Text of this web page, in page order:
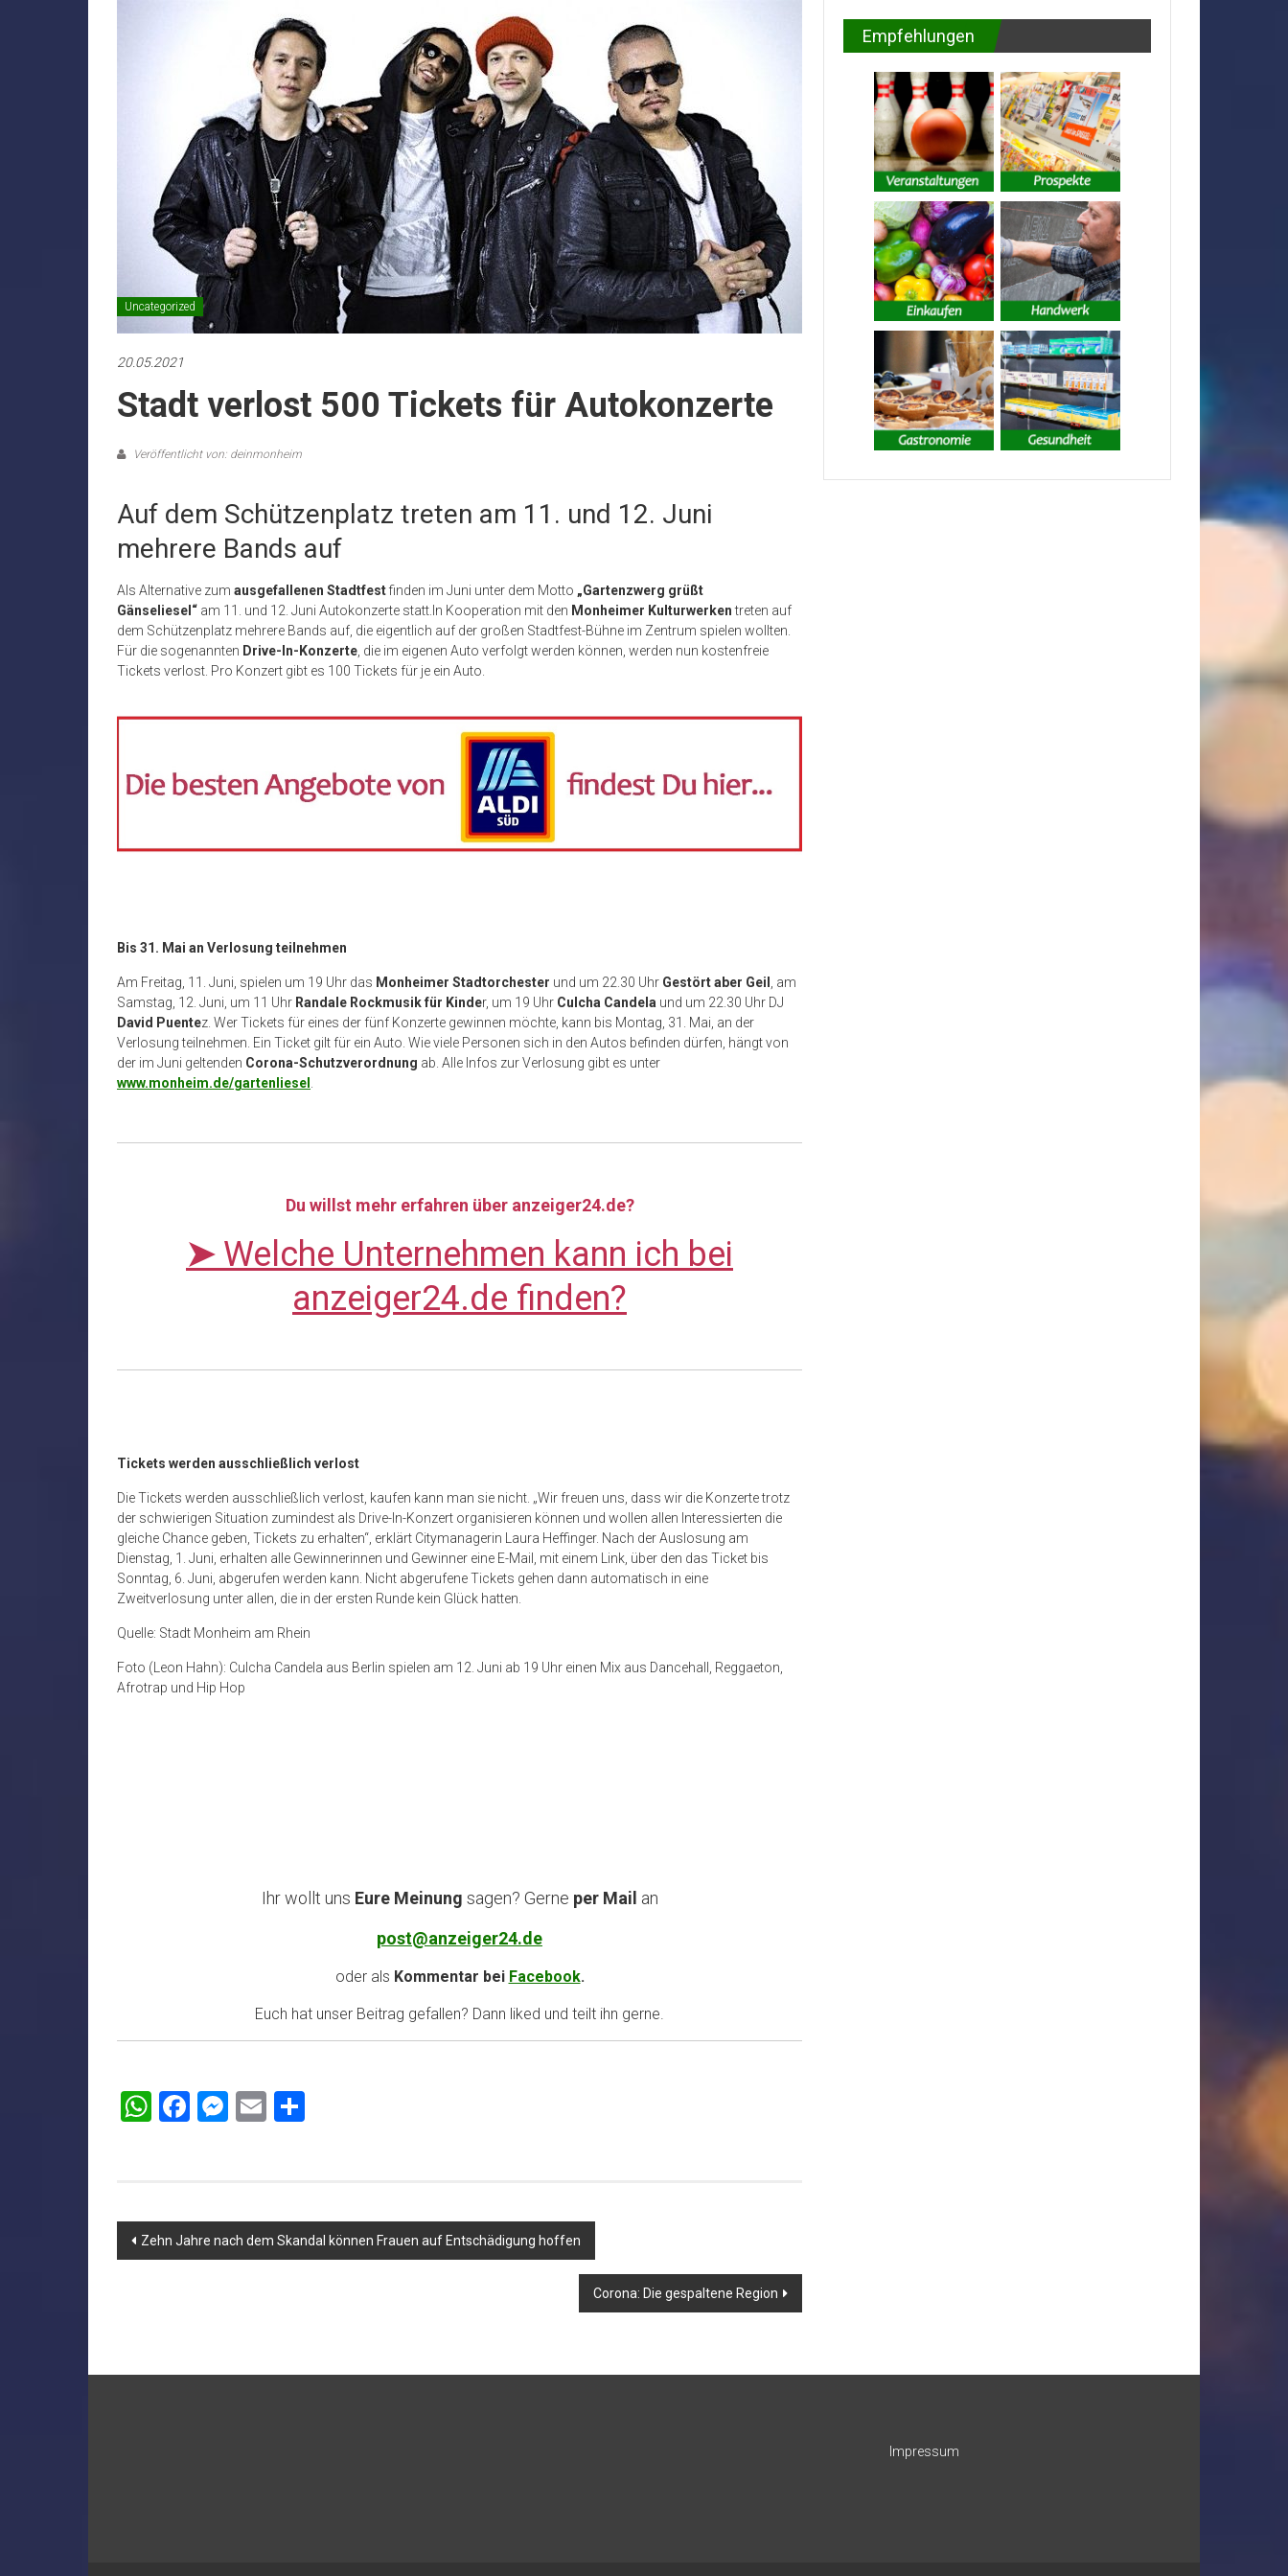
Uncategorized
20.05.2021
Stadt verlost 500 Tickets für Autokonzerte
Veröffentlicht von: deinmonheim
Auf dem Schützenplatz treten am 11. und 12. Juni
mehrere Bands auf
Als Alternative zum ausgefallenen Stadtfestfinden im Juni unter dem Motto „Gartenzwerg grüßt
Gänseliesel“ am 11. und 12. Juni Autokonzerte statt.In Kooperation mit den Monheimer Kulturwerkentreten auf
dem Schützenplatz mehrere Bands auf, die eigentlich auf der großen Stadtfest-Bühne im Zentrum spielen wollten.
Für die sogenannten Drive-In-Konzerte , die im eigenen Auto verfolgt werden können, werden nun kostenfreie
Tickets verlost. Pro Konzert gibt es 100 Tickets für je ein Auto.
Bis 31. Mai an Verlosung teilnehmen
Am Freitag, 11. Juni, spielen um 19 Uhr das Monheimer Stadtorchester und um 22.30 Uhr Gestört aber Geil
, am
Samstag, 12. Juni, um 11 Uhr Randale Rockmusik für Kinder, um 19 Uhr Culcha Candela und um 22.30 Uhr DJ
David Puentez. Wer Tickets für eines der fünf Konzerte gewinnen möchte, kann bis Montag, 31. Mai, an der
Verlosung teilnehmen. Ein Ticket gilt für ein Auto. Wie viele Personen sich in den Autos befinden dürfen, hängt von
der im Juni geltenden Corona-Schutzverordnung ab. Alle Infos zur Verlosung gibt es unter
www.monheim.de/gartenliesel
Du willst mehr erfahren über anzeiger24.de?
➤ Welche Unternehmen kann ich bei
anzeiger24.de finden?
Tickets werden ausschließlich verlost
Die Tickets werden ausschließlich verlost, kaufen kann man sie nicht. „Wir freuen uns, dass wir die Konzerte trotz
der schwierigen Situation zumindest als Drive-In-Konzert organisieren können und wollen allen Interessierten die
gleiche Chance geben, Tickets zu erhalten“, erklärt Citymanagerin Laura Heffinger. Nach der Auslosung am
Dienstag, 1. Juni, erhalten alle Gewinnerinnen und Gewinner eine E-Mail, mit einem Link, über den das Ticket bis
Sonntag, 6. Juni, abgerufen werden kann. Nicht abgerufene Tickets gehen dann automatisch in eine
Zweitverlosung unter allen, die in der ersten Runde kein Glück hatten.
Quelle: Stadt Monheim am Rhein
Foto (Leon Hahn): Culcha Candela aus Berlin spielen am 12. Juni ab 19 Uhr einen Mix aus Dancehall, Reggaeton,
Afrotrap und Hip Hop
Ihr wollt uns Eure Meinung sagen? Gerne per Mail an
post@anzeiger24.de
oder als Kommentar bei Facebook.
Euch hat unser Beitrag gefallen? Dann liked und teilt ihn gerne.
WhatsApp
Facebook
Messenger
Email
Beitragsnavigation
Zehn Jahre nach dem Skandal können Frauen auf Entschädigung hoffen
Corona: Die gespaltene Region
Empfehlungen
Impressum